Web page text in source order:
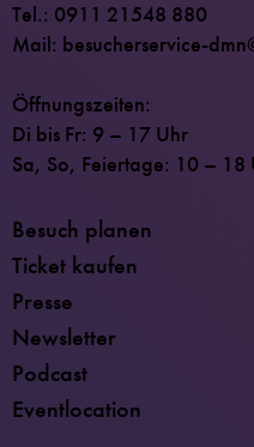
Tel.: 0911 21548 880
Mail: besucherservice-
Öffnungszeiten:
Di bis Fr: 9 – 17 Uhr
Sa, So, Feiertage: 10 – 18
Besuch planen
Ticket kaufen
Presse
Newsletter
Podcast
Eventlocation